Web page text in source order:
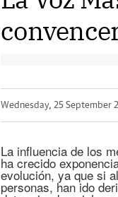
Wednesday, 25 September
La influencia de los
ha crecido
evolución, ya que si
personas, han ido